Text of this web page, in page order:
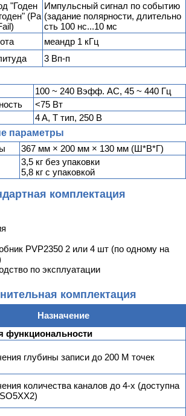
"Годен
(Pa
Импульсный сигнал по событию
(задание полярности, длительно
сть 100 нс...10 мс
меандр 1 кГц
3 Вп-п
100 ~ 240 Вэфф. AC, 45 ~ 440 Гц
<75 Вт
4 A, T тип, 250 В
параметры
367 мм × 200 мм × 130 мм (Ш*В*Г)
3,5 кг без упаковки
5,8 кг с упаковкой
комплектация
PVP2350 2 или 4 шт (по одному на
по эксплуатации
комплектация
Назначение
функциональности
глубины записи до 200 М точек
количества каналов до 4-х (доступна